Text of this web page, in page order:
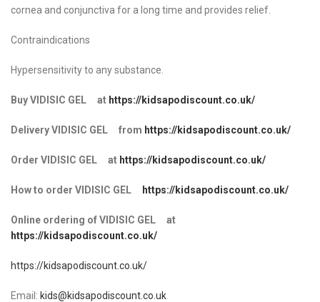
cornea and conjunctiva for a long time and provides relief.
Contraindications
Hypersensitivity to any substance.
Buy VIDISIC GEL at https://kidsapodiscount.co.uk/
Delivery VIDISIC GEL from https://kidsapodiscount.co.uk/
Order VIDISIC GEL at https://kidsapodiscount.co.uk/
How to order VIDISIC GEL https://kidsapodiscount.co.uk/
Online ordering of VIDISIC GEL at
https://kidsapodiscount.co.uk/
https://kidsapodiscount.co.uk/
Email: kids@kidsapodiscount.co.uk